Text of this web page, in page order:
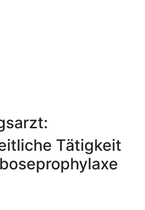
Tätigkeit